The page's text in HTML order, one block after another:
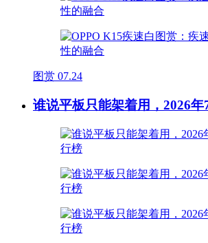
图赏 07.24
谁说平板只能架着用，2026